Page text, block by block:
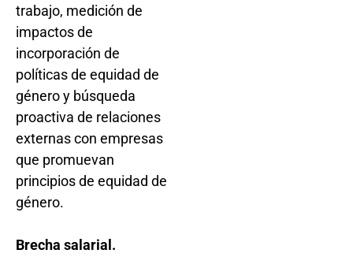
trabajo, medición de
impactos de
incorporación de
políticas de equidad de
género y búsqueda
proactiva de relaciones
externas con empresas
que promuevan
principios de equidad de
género.
Brecha salarial.